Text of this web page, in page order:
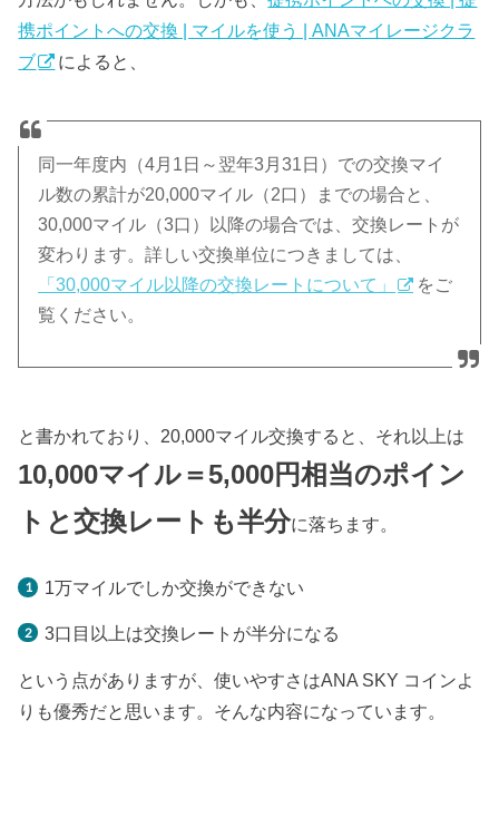
携ポイントへの交換 | マイルを使う | ANAマイレージクラ
ブ
によると、
同一年度内（4月1日～翌年3月31日）での交換マイ
ル数の累計が20,000マイル（2口）までの場合と、
30,000マイル（3口）以降の場合では、交換レートが
変わります。詳しい交換単位につきましては、
「30,000マイル以降の交換レートについて」
をご
覧ください。
と書かれており、20,000マイル交換すると、それ以上は
10,000マイル＝5,000円相当のポイン
トと交換レートも半分に落ちます。
1万マイルでしか交換ができない
3口目以上は交換レートが半分になる
という点がありますが、使いやすさはANA SKY コインよ
りも優秀だと思います。そんな内容になっています。